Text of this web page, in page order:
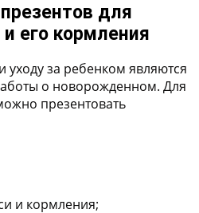
для
его кормления
за ребенком являются
о новорожденном. Для
презентовать
и кормления;